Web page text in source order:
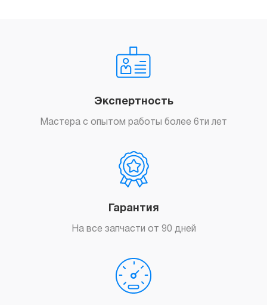
Экспертность
Мастера с опытом работы более 6ти лет
Гарантия
На все запчасти от 90 дней